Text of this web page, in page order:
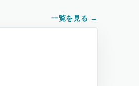
一覧を見る →